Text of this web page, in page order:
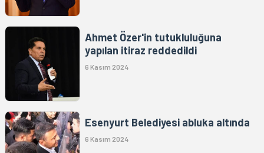
Ahmet Özer'in tutukluluğuna
yapılan itiraz reddedildi
6 Kasım 2024
Esenyurt Belediyesi abluka altında
6 Kasım 2024